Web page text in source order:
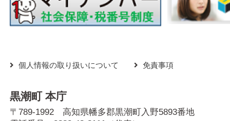
個人情報の取り扱いについて 免責事項
黒潮町 本庁
〒789-1992 高知県幡多郡黒潮町入野5893番地